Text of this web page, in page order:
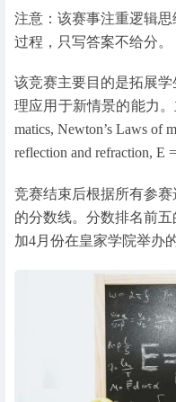
注意：该赛事注重逻辑
过程，只写答案不给分。
该竞赛主要目的是拓展
理应用于新情景的能力
matics, Newton’s Laws of
reflection and refraction, E
竞赛结束后根据所有参
的分数线。分数排名前
加4月份在皇家学院举办